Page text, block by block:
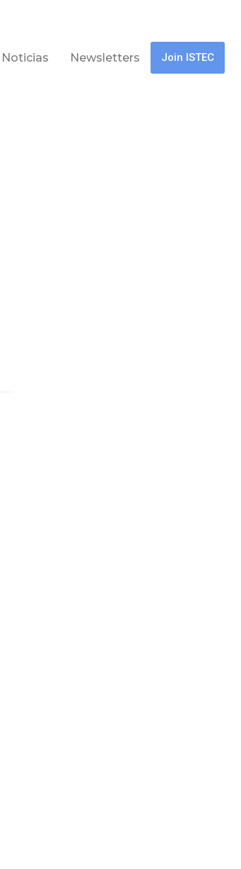
Noticias Newsletters Join ISTEC